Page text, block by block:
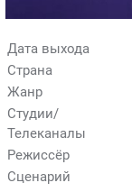
Дата выхода
Страна
Жанр
Студии/
Телеканалы
Режиссёр
Сценарий